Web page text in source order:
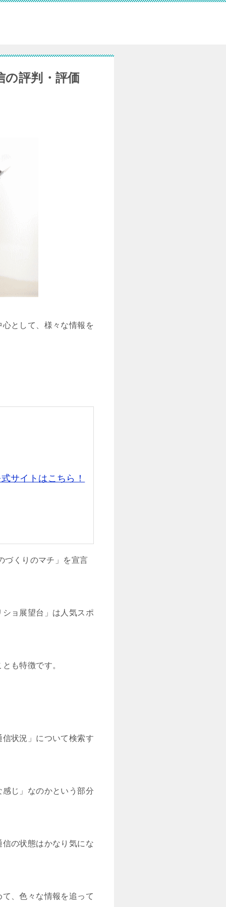
の評判・評価
として、様々な情報を
サイトはこちら！
づくりのマチ」を宣言
ョ展望台」は人気スポ
も特徴です。
状況」について検索す
じ」なのかという部分
の状態はかなり気にな
、色々な情報を追って